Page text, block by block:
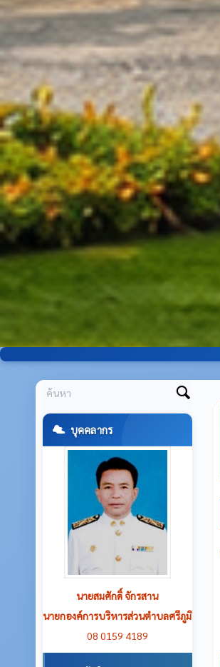
บุคคลากร
นายเฉลิม บุญโก่ง
รองนายกองค์การบริหารส่วนตำบล
ศรีภูมิ
08 5631 9272